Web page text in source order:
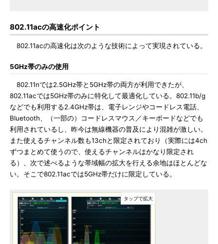
802.11acの高速化ポイント
802.11acの高速化は次のような技術によって実現されている。
5GHz帯のみの使用
802.11nでは2.5GHz帯と5GHz帯の両方が利用できたが、
802.11acでは5GHz帯のみに特化して最適化している。802.11b/g
などでも利用する2.4GHz帯は、電子レンジやコードレス電話、
Bluetooth、（一部の）コードレスマウス／キーボードなどでも
利用されているし、昨今は無線機器の普及により混雑が激しい。
また使えるチャンネル数も13chと限定されており（実際には4ch
ずつまとめて使うので、使えるチャンネルはかなり限定され
る）、次で述べるような帯域幅の拡大を行える余地はほとんどな
い。そこで802.11acでは5GHz帯だけに限定している。